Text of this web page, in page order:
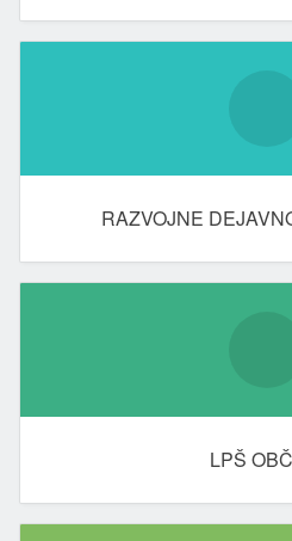
RAZVOJNE
LPŠ